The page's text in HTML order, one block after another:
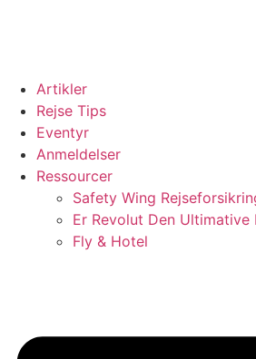
Artikler
Rejse Tips
Eventyr
Anmeldelser
Ressourcer
Safety Wing
Er Revolut Den Ultimative
Fly & Hotel